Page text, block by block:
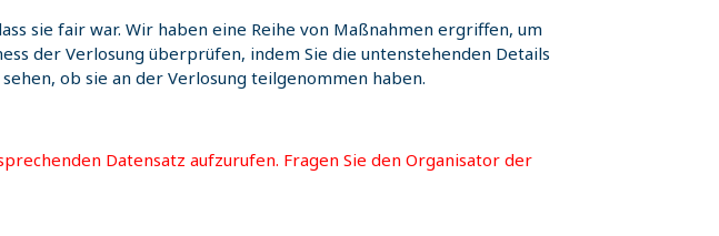
sie fair war. Wir haben eine Reihe von Maßnahmen ergriffen, um
der Verlosung überprüfen, indem Sie die untenstehenden Details
ob sie an der Verlosung teilgenommen haben.
Datensatz aufzurufen. Fragen Sie den Organisator der